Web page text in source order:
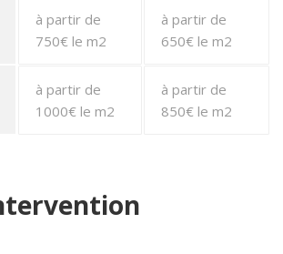
à partir de
750€ le m2
à partir de
650€ le m2
à partir de
1000€ le m2
à partir de
850€ le m2